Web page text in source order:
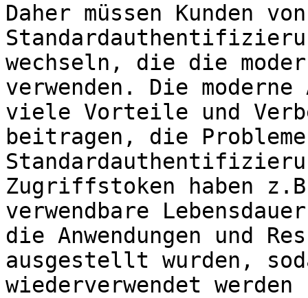
Daher müssen Kunden
wechseln, die die
verwenden. Die
viele Vorteile und
beitragen, die
Zugriffstoken haben
verwendbare
die Anwendungen und
ausgestellt wurden,
wiederverwendet werden